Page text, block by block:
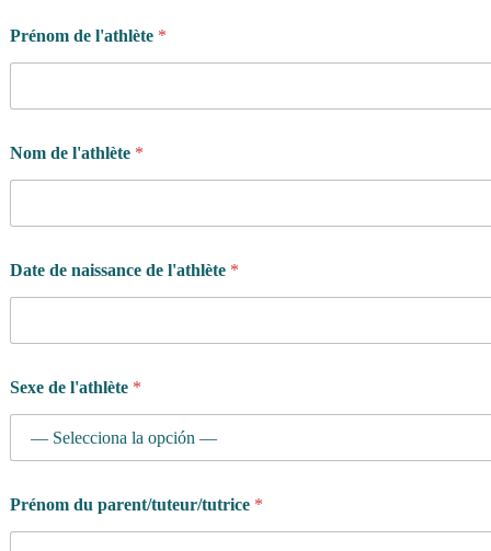
Prénom de l'athlète *
Nom de l'athlète *
Date de naissance de l'athlète *
Sexe de l'athlète *
Prénom du parent/tuteur/tutrice *